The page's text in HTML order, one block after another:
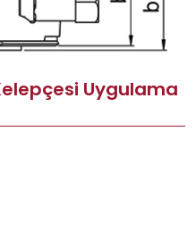
Uygulama